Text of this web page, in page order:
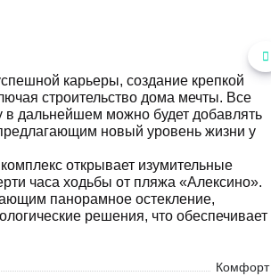
карьеры, создание крепкой
строительство дома мечты. Все
в дальнейшем можно будет добавлять
новый уровень жизни у
открывает изумительные
часа ходьбы от пляжа «Алексино».
панорамное остекление,
решения, что обеспечивает
Комфорт